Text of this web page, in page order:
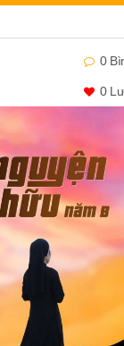
0
0